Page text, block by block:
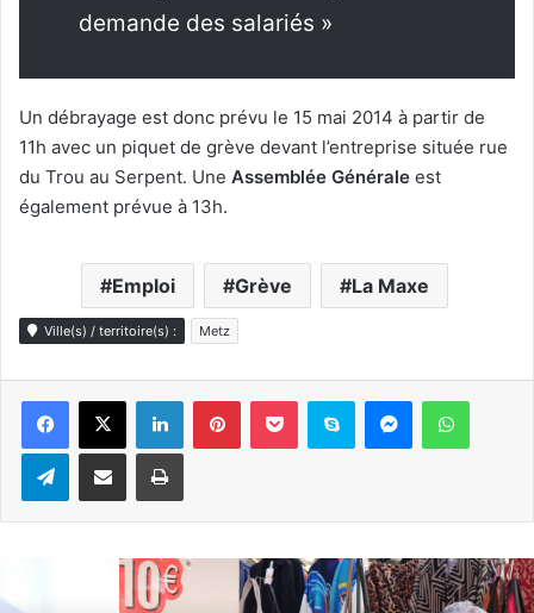
demande des salariés »
Un débrayage est donc prévu le 15 mai 2014 à partir de
11h avec un piquet de grève devant l’entreprise située rue
du Trou au Serpent. Une Assemblée Générale est
également prévue à 13h.
Emploi Grève La Maxe
Ville(s) / territoire(s) : Metz
LinkedinPinterestPocket Skype Messenger
TelegramPartager par e-mail Imprimer